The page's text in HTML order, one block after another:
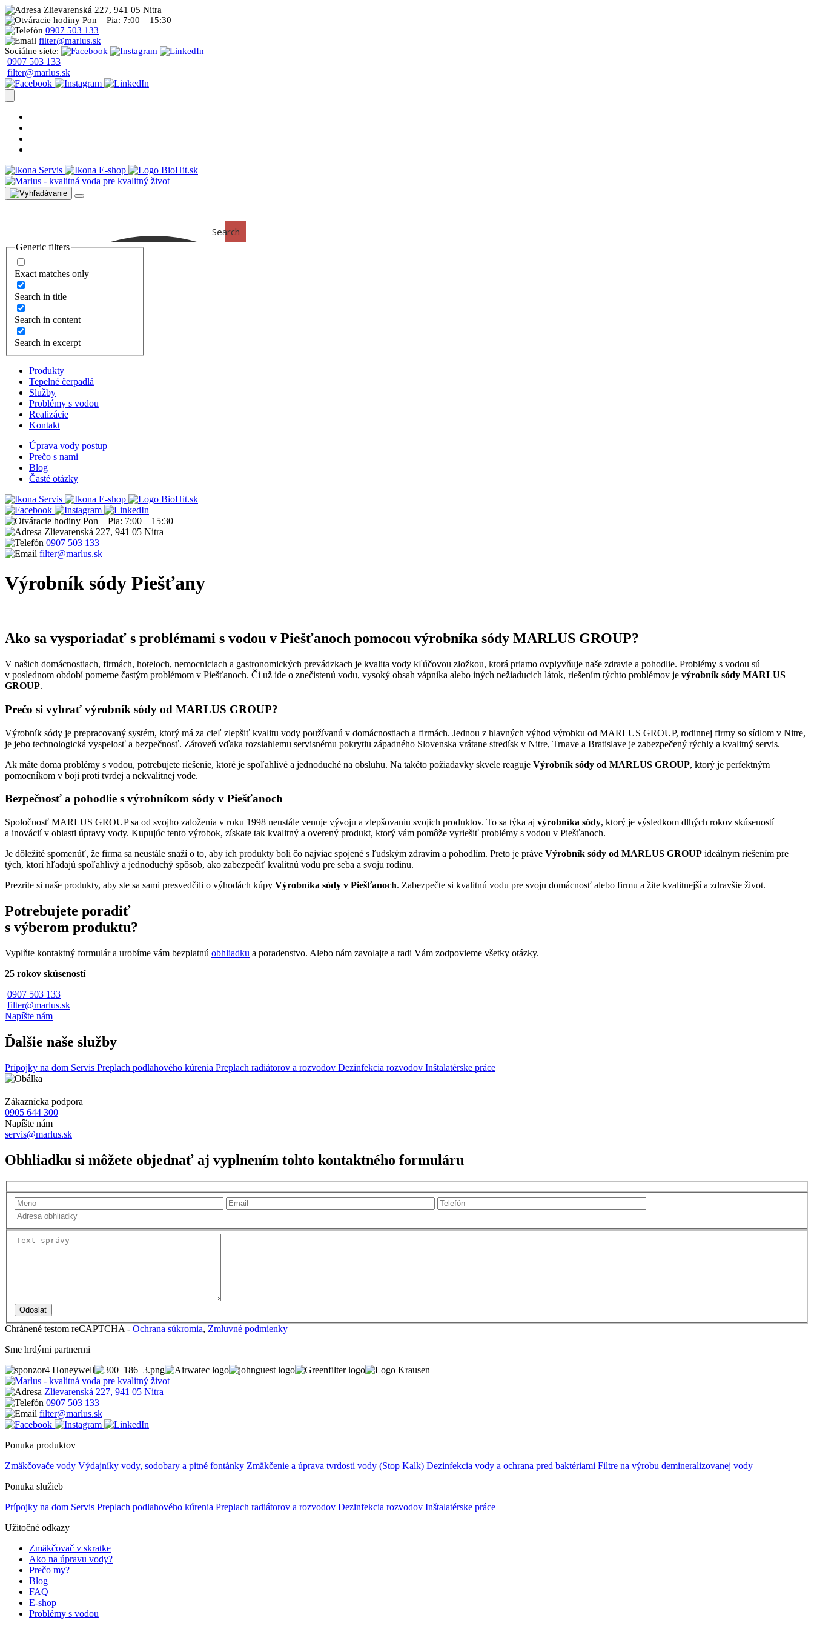
Zlievarenská 227, 941 05 Nitra
Pon – Pia: 7:00 – 15:30
0907 503 133
filter@marlus.sk
Sociálne siete:
0907 503 133
filter@marlus.sk
Servis E-shop
Search
Generic filters
Exact matches only
Search in title
Search in content
Search in excerpt
Produkty
Tepelné čerpadlá
Služby
Problémy s vodou
Realizácie
Kontakt
Úprava vody postup
Prečo s nami
Blog
Časté otázky
Servis
E-shop
Pon – Pia: 7:00 – 15:30
Zlievarenská 227, 941 05 Nitra
0907 503 133
filter@marlus.sk
Výrobník sódy Piešťany
Ako sa vysporiadať s problémami s vodou v Piešťanoch pomocou výrobníka sódy MARLUS GROUP?
V našich domácnostiach, firmách, hoteloch, nemocniciach a gastronomických prevádzkach je kvalita vody kľúčovou zložkou, ktorá priamo ovplyvňuje naše zdravie a pohodlie. Problémy s vodou sú
v poslednom období pomerne častým problémom v Piešťanoch. Či už ide o znečistenú vodu, vysoký obsah vápnika alebo iných nežiaducich látok, riešením týchto problémov je výrobník sódy MARLUS
GROUP.
Prečo si vybrať výrobník sódy od MARLUS GROUP?
Výrobník sódy je prepracovaný systém, ktorý má za cieľ zlepšiť kvalitu vody používanú v domácnostiach a firmách. Jednou z hlavných výhod výrobku od MARLUS GROUP, rodinnej firmy so sídlom v Nitre,
je jeho technologická vyspelosť a bezpečnosť. Zároveň vďaka rozsiahlemu servisnému pokrytiu západného Slovenska vrátane stredísk v Nitre, Trnave a Bratislave je zabezpečený rýchly a kvalitný servis.
Ak máte doma problémy s vodou, potrebujete riešenie, ktoré je spoľahlivé a jednoduché na obsluhu. Na takéto požiadavky skvele reaguje Výrobník sódy od MARLUS GROUP, ktorý je perfektným
pomocníkom v boji proti tvrdej a nekvalitnej vode.
Bezpečnosť a pohodlie s výrobníkom sódy v Piešťanoch
Spoločnosť MARLUS GROUP sa od svojho založenia v roku 1998 neustále venuje vývoju a zlepšovaniu svojich produktov. To sa týka aj výrobníka sódy, ktorý je výsledkom dlhých rokov skúseností
a inovácií v oblasti úpravy vody. Kupujúc tento výrobok, získate tak kvalitný a overený produkt, ktorý vám pomôže vyriešiť problémy s vodou v Piešťanoch.
Je dôležité spomenúť, že firma sa neustále snaží o to, aby ich produkty boli čo najviac spojené s ľudským zdravím a pohodlím. Preto je práve Výrobník sódy od MARLUS GROUP ideálnym riešením pre
tých, ktorí hľadajú spoľahlivý a jednoduchý spôsob, ako zabezpečiť kvalitnú vodu pre seba a svoju rodinu.
Prezrite si naše produkty, aby ste sa sami presvedčili o výhodách kúpy Výrobníka sódy v Piešťanoch. Zabezpečte si kvalitnú vodu pre svoju domácnosť alebo firmu a žite kvalitnejší a zdravšie život.
Potrebujete poradiť
s výberom produktu?
Vyplňte kontaktný formulár a urobíme vám bezplatnú obhliadku a poradenstvo. Alebo nám zavolajte a radi Vám zodpovieme všetky otázky.
25 rokov skúseností
0907 503 133
filter@marlus.sk
Napíšte nám
Ďalšie naše služby
Prípojky na dom Servis Preplach podlahového kúrenia Preplach radiátorov a rozvodov Dezinfekcia rozvodov Inštalatérske práce
Zákaznícka podpora
0905 644 300
Napíšte nám
servis@marlus.sk
Obhliadku si môžete objednať aj vyplnením tohto kontaktného formuláru
Chránené testom reCAPTCHA - Ochrana súkromia, Zmluvné podmienky
Sme hrdými partnermi
Zlievarenská 227, 941 05 Nitra
0907 503 133
filter@marlus.sk
Ponuka produktov
Zmäkčovače vody Výdajníky vody, sodobary a pitné fontánky Zmäkčenie a úprava tvrdosti vody (Stop Kalk) Dezinfekcia vody a ochrana pred baktériami Filtre na výrobu demineralizovanej vody
Ponuka služieb
Prípojky na dom Servis Preplach podlahového kúrenia Preplach radiátorov a rozvodov Dezinfekcia rozvodov Inštalatérske práce
Užitočné odkazy
Zmäkčovač v skratke
Ako na úpravu vody?
Prečo my?
Blog
FAQ
E-shop
Problémy s vodou